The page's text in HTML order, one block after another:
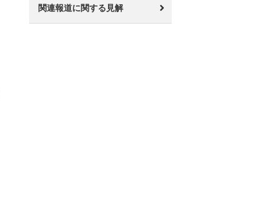
関連報道に関する見解